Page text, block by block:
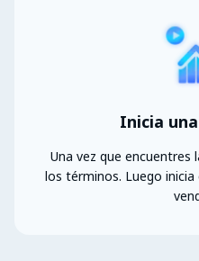
Inicia
Una vez que encuentres
los términos. Luego